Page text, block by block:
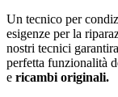
Un tecnico per
esigenze per la
nostri tecnici
perfetta funzionalità
e ricambi originali.